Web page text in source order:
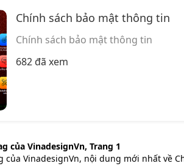
Chính sách bảo mật thông tin
Chính sách bảo mật thông tin
682 đã xem
của VinadesignVn, Trang 1
VinadesignVn, nội dung mới nhất về